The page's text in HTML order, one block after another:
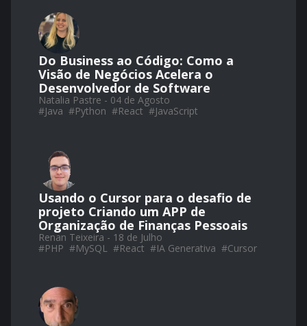
Do Business ao Código: Como a
Visão de Negócios Acelera o
Desenvolvedor de Software
Natalia Pastre - 04 de Agosto
#Java #Python #React #JavaScript
Usando o Cursor para o desafio de
projeto Criando um APP de
Organização de Finanças Pessoais
Renan Teixeira - 18 de Julho
#PHP #MySQL #React #IA Generativa #Cursor